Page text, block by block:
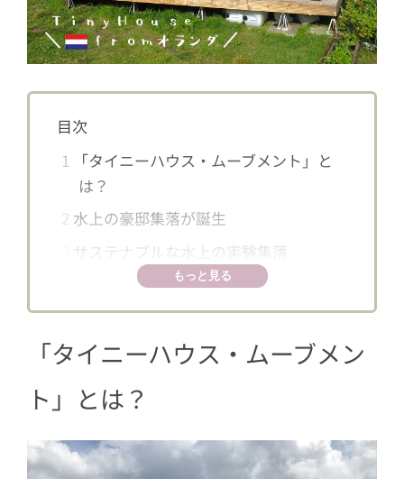
目次
1
「タイニーハウス・ムーブメント」と
は？
2 水上の豪邸集落が誕生
サステナブルな水上の実験集落
もっと見る
「タイニーハウス・ムーブメン
ト」とは？